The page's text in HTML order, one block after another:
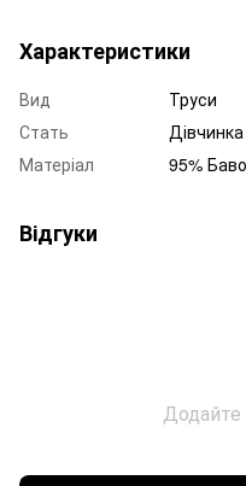
Характеристики
Вид
Труси
Стать
Дівчинка
Матеріал
95%
Відгуки
Додайте